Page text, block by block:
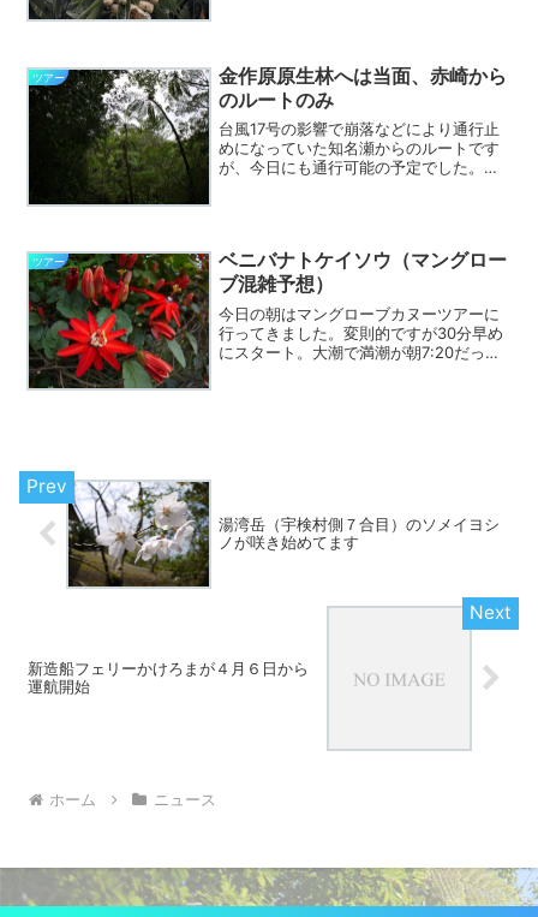
ツアー
金作原原生林へは当面、赤崎から
のルートのみ
台風17号の影響で崩落などにより通行止
めになっていた知名瀬からのルートです
が、今日にも通行可能の予定でした。と
ツアー
ベニバナトケイソウ（マングロー
ブ混雑予想）
今日の朝はマングローブカヌーツアーに
行ってきました。変則的ですが30分早め
にスタート。大潮で満潮が朝7:20だった
湯湾岳（宇検村側７合目）のソメイヨシ
ノが咲き始めてます
新造船フェリーかけろまが４月６日から
運航開始
ホーム ニュース